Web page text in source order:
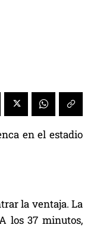
en el estadio
la ventaja. La
los 37 minutos,